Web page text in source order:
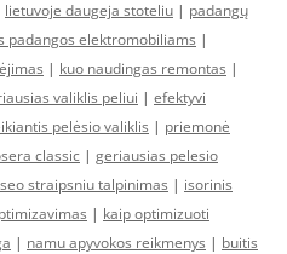
lietuvoje daugeja stoteliu | padangų
padangos elektromobiliams |
| kuo naudingas remontas |
valiklis peliui | efektyvi
pelėsio valiklis | priemonė
classic | geriausias pelesio
seo straipsniu talpinimas | isorinis
| kaip optimizuoti
| namu apyvokos reikmenys | buitis